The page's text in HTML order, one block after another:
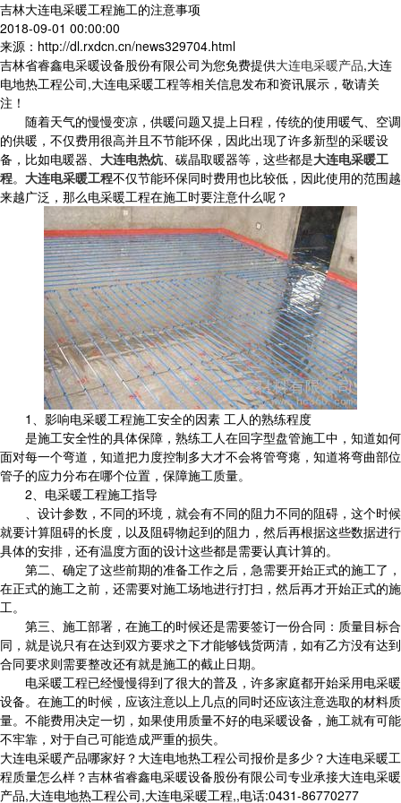
吉林大连电采暖工程施工的注意事项
2018-09-01 00:00:00
来源：http://dl.rxdcn.cn/news329704.html
吉林省睿鑫电采暖设备股份有限公司为您免费提供大连电采暖产品,大连
电地热工程公司,大连电采暖工程等相关信息发布和资讯展示，敬请关
注！
随着天气的慢慢变凉，供暖问题又提上日程，传统的使用暖气、空调
的供暖，不仅费用很高并且不节能环保，因此出现了许多新型的采暖设
备，比如电暖器、 大连电热炕、碳晶取暖器等，这些都是大连电采暖工
程。 大连电采暖工程不仅节能环保同时费用也比较低，因此使用的范围越
来越广泛，那么电采暖工程在施工时要注意什么呢？
1、影响电采暖工程施工安全的因素 工人的熟练程度
是施工安全性的具体保障，熟练工人在回字型盘管施工中，知道如何
面对每一个弯道，知道把力度控制多大才不会将管弯瘪，知道将弯曲部位
管子的应力分布在哪个位置，保障施工质量。
2、电采暖工程施工指导
、设计参数，不同的环境，就会有不同的阻力不同的阻碍，这个时候
就要计算阻碍的长度，以及阻碍物起到的阻力，然后再根据这些数据进行
具体的安排，还有温度方面的设计这些都是需要认真计算的。
第二、确定了这些前期的准备工作之后，急需要开始正式的施工了，
在正式的施工之前，还需要对施工场地进行打扫，然后再才开始正式的施
工。
第三、施工部署，在施工的时候还是需要签订一份合同：质量目标合
同，就是说只有在达到双方要求之下才能够钱货两清，如有乙方没有达到
合同要求则需要整改还有就是施工的截止日期。
电采暖工程已经慢慢得到了很大的普及，许多家庭都开始采用电采暖
设备。在施工的时候，应该注意以上几点的同时还应该注意选取的材料质
量。不能费用决定一切，如果使用质量不好的电采暖设备，施工就有可能
不牢靠，对于自己可能造成严重的损失。
大连电采暖产品哪家好？大连电地热工程公司报价是多少？大连电采暖工
程质量怎么样？吉林省睿鑫电采暖设备股份有限公司专业承接大连电采暖
产品,大连电地热工程公司,大连电采暖工程,,电话:0431-86770277